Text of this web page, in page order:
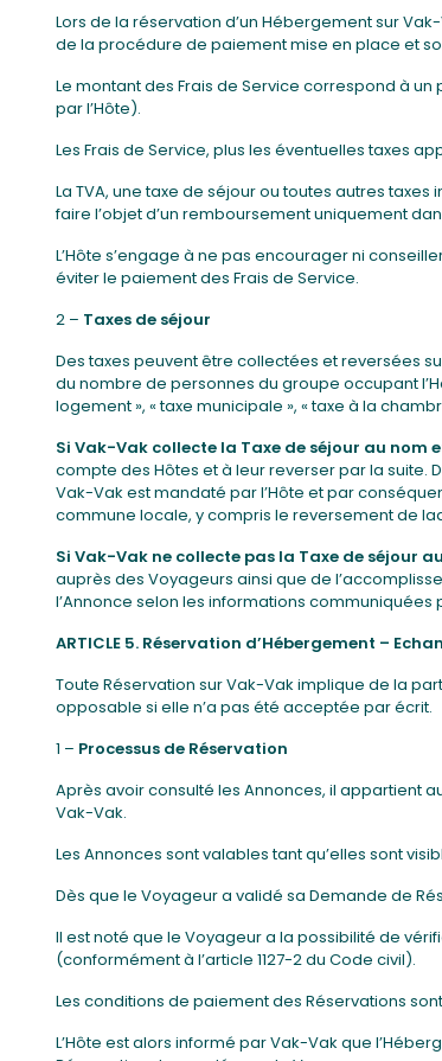
Lors de la réservation d’un Hébergement sur
de la procédure de paiement mise en place et
Le montant des Frais de Service correspond à
par l’Hôte).
Les Frais de Service, plus les éventuelles taxes
La TVA, une taxe de séjour ou toutes autres
faire l’objet d’un remboursement uniquement
L’Hôte s’engage à ne pas encourager ni
éviter le paiement des Frais de Service.
2 – Taxes de séjour
Des taxes peuvent être collectées et reversées
du nombre de personnes du groupe occupant
logement », « taxe municipale », « taxe à la
Si Vak-Vak collecte la Taxe de séjour au nom
compte des Hôtes et à leur reverser par la suite.
Vak-Vak est mandaté par l’Hôte et par
commune locale, y compris le reversement de
Si Vak-Vak ne collecte pas la Taxe de séjour
auprès des Voyageurs ainsi que de
l’Annonce selon les informations communiquées
ARTICLE 5. Réservation d’Hébergement –
Toute Réservation sur Vak-Vak implique de la
opposable si elle n’a pas été acceptée par écrit.
1 – Processus de Réservation
Après avoir consulté les Annonces, il appartient
Vak-Vak.
Les Annonces sont valables tant qu’elles sont
Dès que le Voyageur a validé sa Demande de
Il est noté que le Voyageur a la possibilité de
(conformément à l’article 1127-2 du Code civil).
Les conditions de paiement des Réservations
L’Hôte est alors informé par Vak-Vak que